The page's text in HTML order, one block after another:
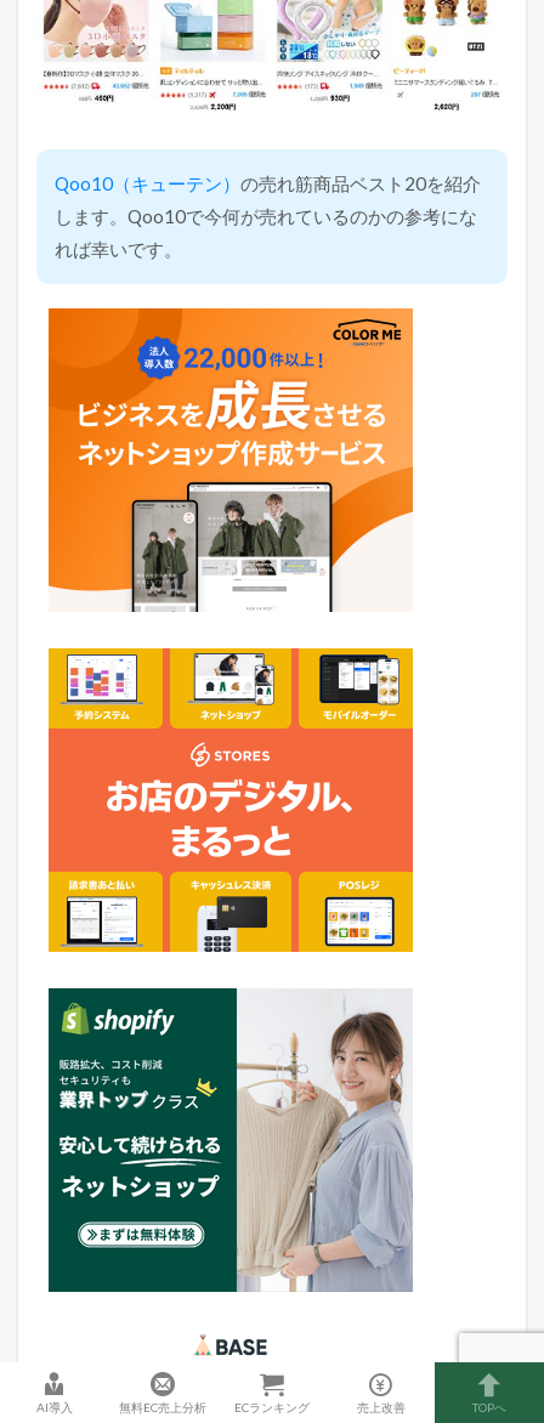
Qoo10（キューテン）の売れ筋商品ベスト20を紹介
します。Qoo10で今何が売れているのかの参考にな
れば幸いです。
AI導入 無料EC売上分析 ECランキング 売上改善 TOPへ